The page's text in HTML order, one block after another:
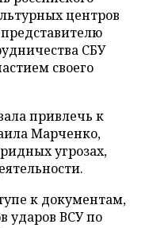
центров
СБУ
своего
привлечь к
Марченко,
угрозах,
к документам,
ударов ВСУ по